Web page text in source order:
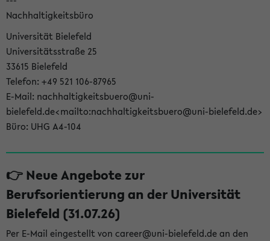
Nachhaltigkeitsbüro
Universität Bielefeld
Universitätsstraße 25
33615 Bielefeld
Telefon: +49 521 106-87965
E-Mail: nachhaltigkeitsbuero@uni-
bielefeld.de<mailto:nachhaltigkeitsbuero@uni-bielefeld.de>
Büro: UHG A4-104
👉 Neue Angebote zur
Berufsorientierung an der Universität
Bielefeld (31.07.26)
Per E-Mail eingestellt von career@uni-bielefeld.de an den